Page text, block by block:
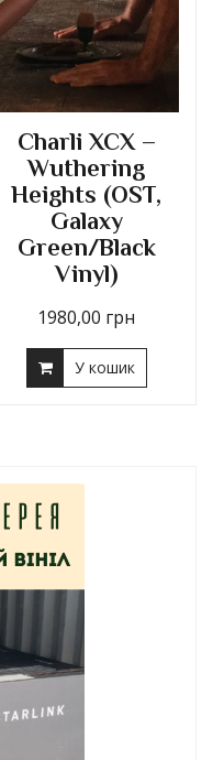
Charli XCX –
Wuthering
Heights (OST,
Galaxy
Green/Black
Vinyl)
1980,00 грн
У кошик